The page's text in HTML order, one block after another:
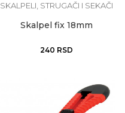
SKALPELI, STRUGAČI I SEKAČI
Skalpel fix 18mm
240 RSD